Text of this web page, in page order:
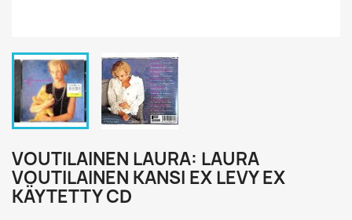
VOUTILAINEN LAURA: LAURA
VOUTILAINEN KANSI EX LEVY EX
KÄYTETTY CD